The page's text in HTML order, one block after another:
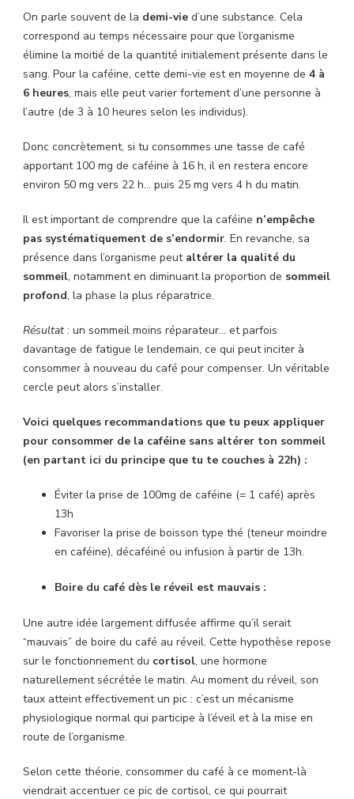
On parle souvent de la demi-vie d’une substance. Cela
correspond au temps nécessaire pour que l’organisme
élimine la moitié de la quantité initialement présente dans le
sang. Pour la caféine, cette demi-vie est en moyenne de 4 à
6 heures, mais elle peut varier fortement d’une personne à
l’autre (de 3 à 10 heures selon les individus).
Donc concrètement, si tu consommes une tasse de café
apportant 100 mg de caféine à 16 h, il en restera encore
environ 50 mg vers 22 h… puis 25 mg vers 4 h du matin.
Il est important de comprendre que la caféine n’empêche
pas systématiquement de s’endormir. En revanche, sa
présence dans l’organisme peut altérer la qualité du
sommeil, notamment en diminuant la proportion de sommeil
profond, la phase la plus réparatrice.
Résultat: un sommeil moins réparateur… et parfois
davantage de fatigue le lendemain, ce qui peut inciter à
consommer à nouveau du café pour compenser. Un véritable
cercle peut alors s’installer.
Voici quelques recommandations que tu peux appliquer
pour consommer de la caféine sans altérer ton sommeil
(en partant ici du principe que tu te couches à 22h) :
Éviter la prise de 100mg de caféine (= 1 café) après
13h
Favoriser la prise de boisson type thé (teneur moindre
en caféine), décaféiné ou infusion à partir de 13h.
Boire du café dès le réveil est mauvais :
Une autre idée largement diffusée affirme qu’il serait
“mauvais” de boire du café au réveil. Cette hypothèse repose
sur le fonctionnement du cortisol, une hormone
naturellement sécrétée le matin. Au moment du réveil, son
taux atteint effectivement un pic : c’est un mécanisme
physiologique normal qui participe à l’éveil et à la mise en
route de l’organisme.
Selon cette théorie, consommer du café à ce moment-là
viendrait accentuer ce pic de cortisol, ce qui pourrait